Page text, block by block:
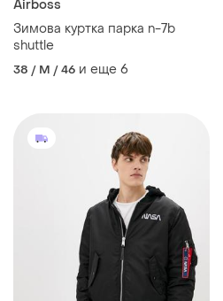
Airboss
Зимова куртка парка n-7b
shuttle
38 / M / 46 и еще 6